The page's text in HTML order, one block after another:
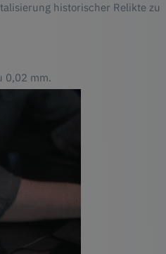
historischer Relikte zu
0,02 mm.